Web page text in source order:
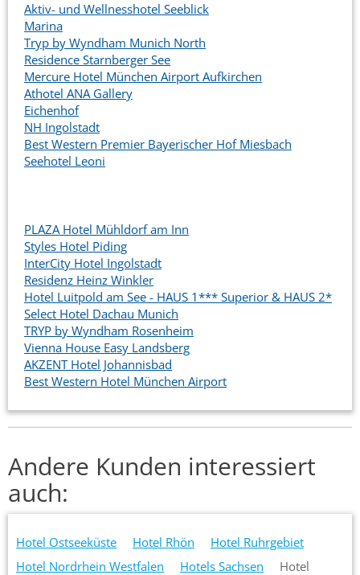
Aktiv- und Wellnesshotel Seeblick
Marina
Tryp by Wyndham Munich North
Residence Starnberger See
Mercure Hotel München Airport Aufkirchen
Athotel ANA Gallery
Eichenhof
NH Ingolstadt
Best Western Premier Bayerischer Hof Miesbach
Seehotel Leoni
PLAZA Hotel Mühldorf am Inn
Styles Hotel Piding
InterCity Hotel Ingolstadt
Residenz Heinz Winkler
Hotel Luitpold am See - HAUS 1*** Superior & HAUS 2*
Select Hotel Dachau Munich
TRYP by Wyndham Rosenheim
Vienna House Easy Landsberg
AKZENT Hotel Johannisbad
Best Western Hotel München Airport
Andere Kunden interessiert
auch:
Hotel Ostseeküste Hotel Rhön
Hotel Ruhrgebiet
Hotel Nordrhein Westfalen
Hotels Sachsen
Hotel